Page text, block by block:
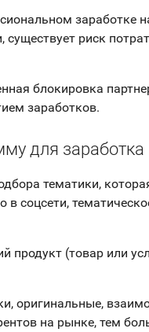
заработке
риск
блокировка
заработков.
для заработка
тематики,
соцсети,
продукт (товар или
оригинальные,
на рынке, тем